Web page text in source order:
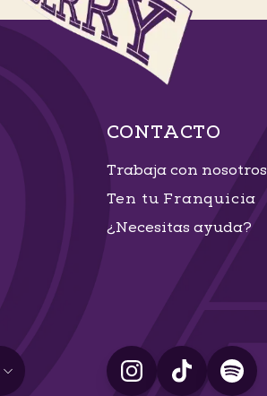
CONTACTO
Trabaja con nosotros
Ten tu Franquicia
¿Necesitas ayuda?